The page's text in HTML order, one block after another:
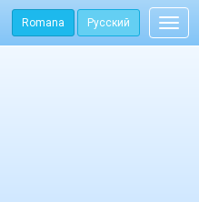
Romana Русский